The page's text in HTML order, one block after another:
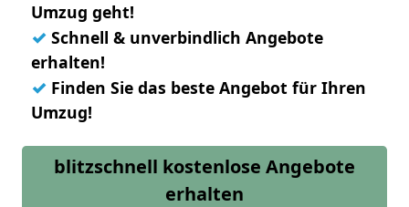
Umzug geht!
✓ Schnell & unverbindlich Angebote
erhalten!
✓ Finden Sie das beste Angebot für Ihren
Umzug!
blitzschnell kostenlose Angebote
erhalten